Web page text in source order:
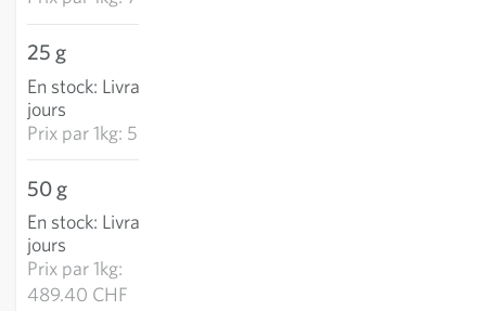
25 g
En stock: Livraison 2-4
jours
Prix par1kg: 590.98 CHF
50 g
En stock: Livraison 2-4
jours
Prix par1kg:
489.40 CHF